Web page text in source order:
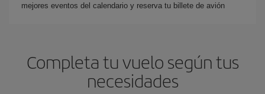
mejores eventos del calendario y reserva tu billete de avión
Completa tu vuelo según tus
necesidades